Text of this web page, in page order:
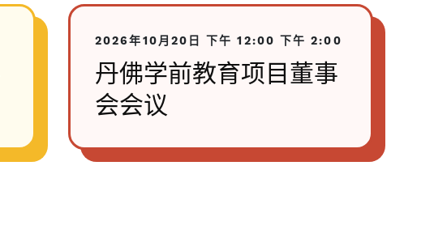
2026年10月20日 下午 12:00 下午 2:00
丹佛学前教育项目董事
会会议